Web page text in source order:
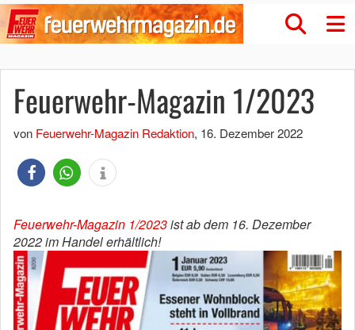
Feuerwehr-Magazin 1/2023
von Feuerwehr-Magazin Redaktion, 16. Dezember 2022
Feuerwehr-Magazin 1/2023ist ab dem 16. Dezember
2022 im Handel erhältlich!